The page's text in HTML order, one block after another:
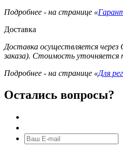
Подробнее - на странице «
Доставка
Доставка осуществляется через
заказа). Стоимость уточняется
Подробнее - на странице «Для
Остались вопросы?